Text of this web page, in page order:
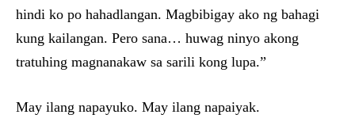
hindi ko po hahadlangan. Magbibigay ako ng bahagi
kung kailangan. Pero sana… huwag ninyo akong
tratuhing magnanakaw sa sarili kong lupa.”
May ilang napayuko. May ilang napaiyak.